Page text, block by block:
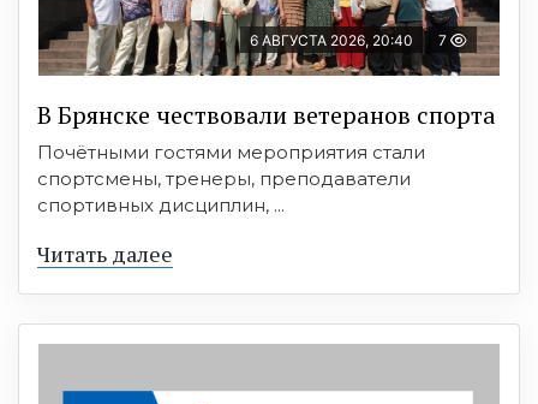
6 АВГУСТА 2026, 20:40 7
В Брянске чествовали ветеранов спорта
Почётными гостями мероприятия стали
спортсмены, тренеры, преподаватели
спортивных дисциплин, ...
Читать далее